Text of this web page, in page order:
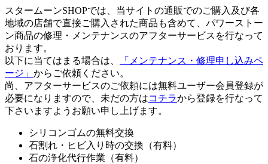
スタームーンSHOPでは、当サイトの通販でのご購入及び各
地域の店舗で直接ご購入された商品も含めて、パワーストー
ン商品の修理・メンテナンスのアフターサービスを行なって
おります。
以下に当てはまる場合は、
「メンテナンス・修理申し込みペ
ージ」 からご依頼ください。
尚、アフターサービスのご依頼には無料ユーザー会員登録が
必要になりますので、未だの方はコチラから登録を行なって
下さいますようお願い申し上げます。
シリコンゴムの無料交換
石割れ・ヒビ入り時の交換（有料）
石の浄化代行作業（有料）